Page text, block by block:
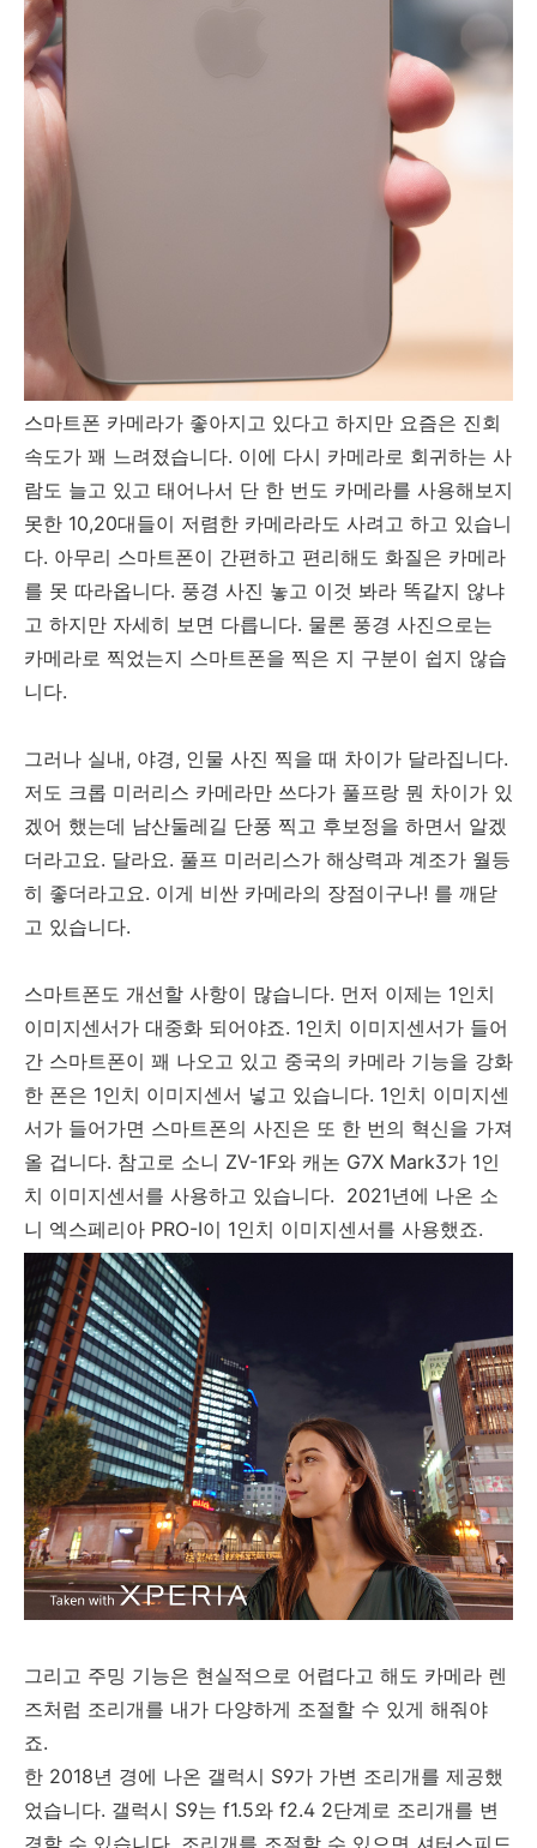
스마트폰 카메라가 좋아지고 있다고 하지만 요즘은 진회
속도가 꽤 느려졌습니다. 이에 다시 카메라로 회귀하는 사
람도 늘고 있고 태어나서 단 한 번도 카메라를 사용해보지
못한 10,20대들이 저렴한 카메라라도 사려고 하고 있습니
다. 아무리 스마트폰이 간편하고 편리해도 화질은 카메라
를 못 따라옵니다. 풍경 사진 놓고 이것 봐라 똑같지 않냐
고 하지만 자세히 보면 다릅니다. 물론 풍경 사진으로는
카메라로 찍었는지 스마트폰을 찍은 지 구분이 쉽지 않습
니다.
그러나 실내, 야경, 인물 사진 찍을 때 차이가 달라집니다.
저도 크롭 미러리스 카메라만 쓰다가 풀프랑 뭔 차이가 있
겠어 했는데 남산둘레길 단풍 찍고 후보정을 하면서 알겠
더라고요. 달라요. 풀프 미러리스가 해상력과 계조가 월등
히 좋더라고요. 이게 비싼 카메라의 장점이구나! 를 깨닫
고 있습니다.
스마트폰도 개선할 사항이 많습니다. 먼저 이제는 1인치
이미지센서가 대중화 되어야죠. 1인치 이미지센서가 들어
간 스마트폰이 꽤 나오고 있고 중국의 카메라 기능을 강화
한 폰은 1인치 이미지센서 넣고 있습니다. 1인치 이미지센
서가 들어가면 스마트폰의 사진은 또 한 번의 혁신을 가져
올 겁니다. 참고로 소니 ZV-1F와 캐논 G7X Mark3가 1인
치 이미지센서를 사용하고 있습니다. 2021년에 나온 소
니 엑스페리아 PRO-I이 1인치 이미지센서를 사용했죠.
그리고 주밍 기능은 현실적으로 어렵다고 해도 카메라 렌
즈처럼 조리개를 내가 다양하게 조절할 수 있게 해줘야
죠.
한 2018년 경에 나온 갤럭시 S9가 가변 조리개를 제공했
었습니다. 갤럭시 S9는 f1.5와 f2.4 2단계로 조리개를 변
경할 수 있습니다. 조리개를 조절할 수 있으면 셔터스피드